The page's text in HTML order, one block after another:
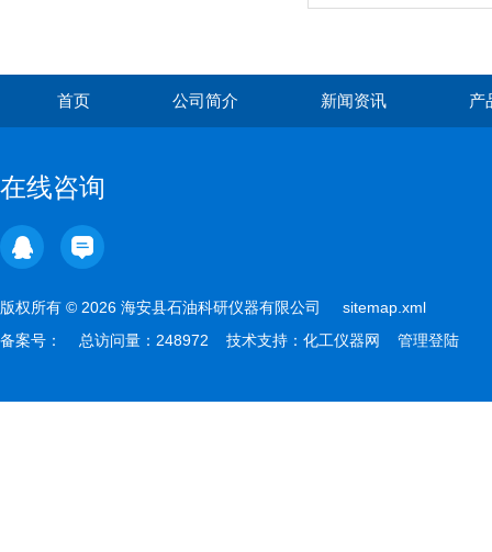
首页 公司简介 新闻资讯 产
在线咨询
版权所有 © 2026 海安县石油科研仪器有限公司 sitemap.xml
备案号：
总访问量：248972 技术支持： 化工仪器网 管理登陆